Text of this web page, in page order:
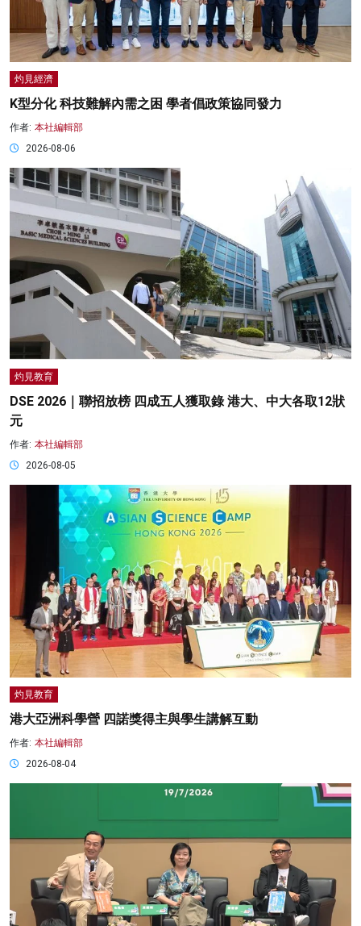
灼見經濟
K型分化 科技難解內需之困 學者倡政策協同發力
作者: 本社編輯部
2026-08-06
灼見教育
DSE 2026｜聯招放榜 四成五人獲取錄 港大、中大各取12狀
元
作者: 本社編輯部
2026-08-05
灼見教育
港大亞洲科學營 四諾獎得主與學生講解互動
作者: 本社編輯部
2026-08-04